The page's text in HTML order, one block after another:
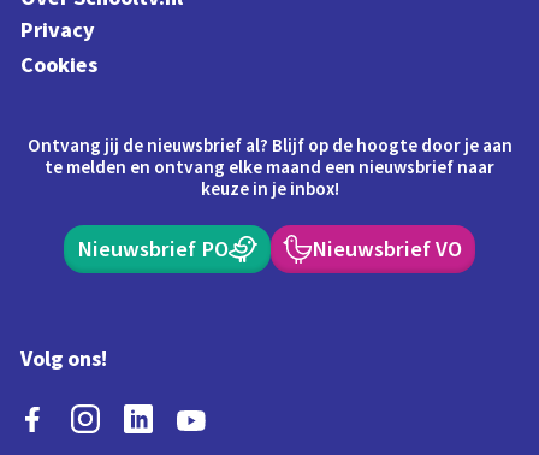
Privacy
Cookies
Ontvang jij de nieuwsbrief al? Blijf op de hoogte door je aan
te melden en ontvang elke maand een nieuwsbrief naar
keuze in je inbox!
Nieuwsbrief PO Nieuwsbrief VO
Volg ons!